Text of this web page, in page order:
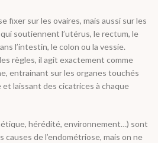
fixer sur les ovaires, mais aussi sur les
soutiennent l’utérus, le rectum, le
l’intestin, le colon ou la vessie.
règles, il agit exactement comme
entrainant sur les organes touchés
laissant des cicatrices à chaque
hérédité, environnement…) sont
causes de l’endométriose, mais on ne